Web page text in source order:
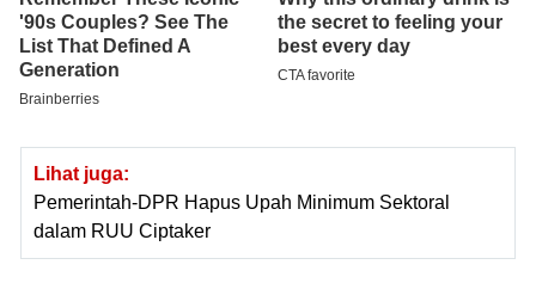
Lihat juga:
Pemerintah-DPR Hapus Upah Minimum Sektoral
dalam RUU Ciptaker